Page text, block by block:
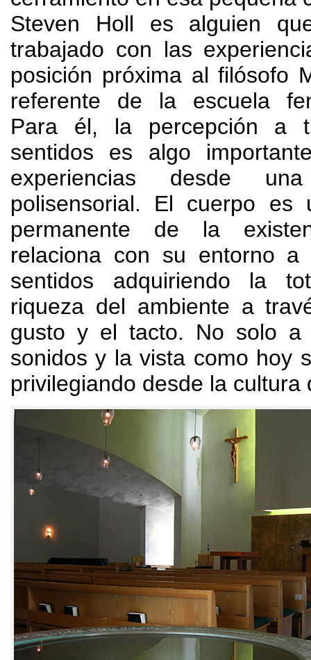
Steven Holl es alguien
trabajado con las
posición próxima al filósofo
referente de la escuela
Para él, la percepción a
sentidos es algo
experiencias desde una
polisensorial. El cuerpo es
permanente de la
relaciona con su entorno
sentidos adquiriendo la
riqueza del ambiente a
gusto y el tacto. No solo a
sonidos y la vista como hoy
privilegiando desde la cultura